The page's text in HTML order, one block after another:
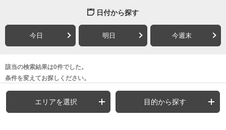
日付から探す
今日 明日 今週末
該当の検索結果は0件でした。
条件を変えてお探しください。
エリアを選択 目的から探す